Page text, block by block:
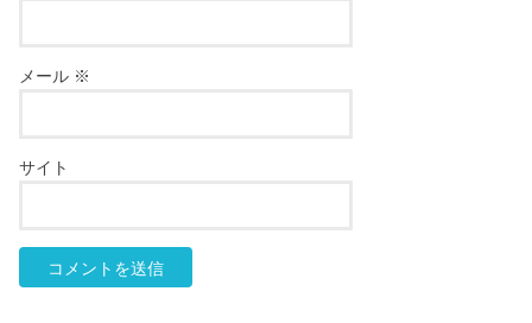
メール ※
サイト